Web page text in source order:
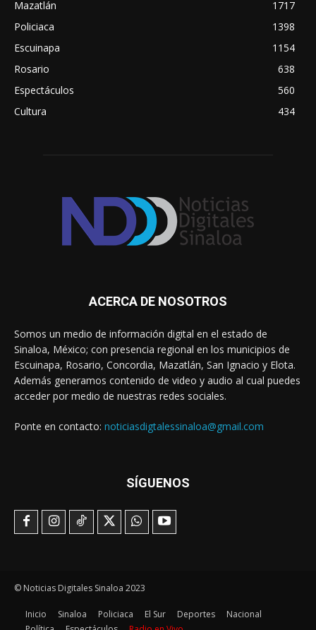
Mazatlán
1717
Policiaca
1398
Escuinapa
1154
Rosario
638
Espectáculos
560
Cultura
434
ACERCA DE NOSOTROS
Somos un medio de información digital en el estado de
Sinaloa, México; con presencia regional en los municipios de
Escuinapa, Rosario, Concordia, Mazatlán, San Ignacio y Elota.
Además generamos contenido de video y audio al cual puedes
acceder por medio de nuestras redes sociales.
Ponte en contacto: noticiasdigtalessinaloa@gmail.com
SÍGUENOS
© Noticias Digitales Sinaloa 2023
Inicio Sinaloa Policiaca El Sur Deportes
Nacional